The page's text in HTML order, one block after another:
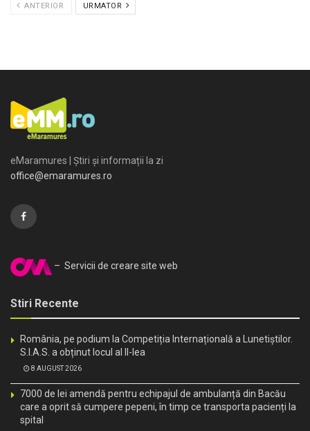
ANTERIOR URMATOR
eMaramures | Știri și informații la zi
office@emaramures.ro
– Servicii de creare site web
Stiri Recente
România, pe podium la Competiția Internațională a Lunetiștilor.
S.I.A.S. a obținut locul al II-lea
8 AUGUST 2026
7000 de lei amendă pentru echipajul de ambulanță din Bacău
care a oprit să cumpere pepeni, în timp ce transporta pacienți la
spital